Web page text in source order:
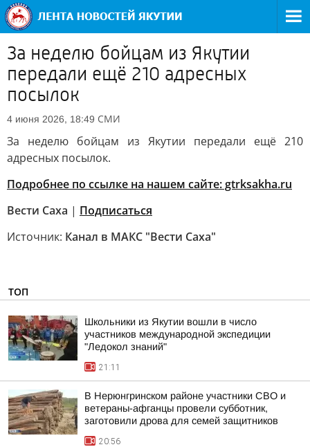
За неделю бойцам из Якутии
передали ещё 210 адресных
посылок
4 июня 2026, 18:49 СМИ
За неделю бойцам из Якутии передали ещё 210
адресных посылок.
Подробнее по ссылке на нашем сайте: gtrksakha.ru
Вести Саха | Подписаться
Источник: Канал в МАКС "Вести Саха"
ТОП
Школьники из Якутии вошли в число
участников международной экспедиции
"Ледокол знаний"
21:11
В Нерюнгринском районе участники СВО и
ветераны-афганцы провели субботник,
заготовили дрова для семей защитников
20:56